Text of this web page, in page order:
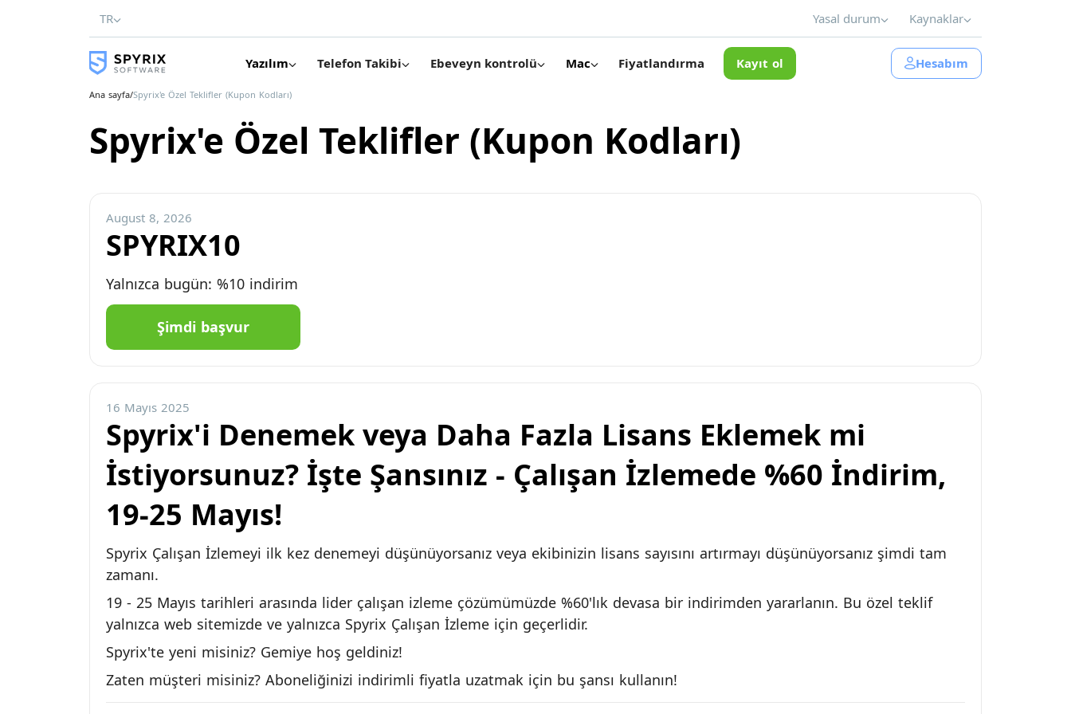
TR Yasal durum Kaynaklar
Yazılım Telefon Takibi Ebeveyn kontrolü Mac Fiyatlandırma Kayıt ol Hesabım
Ana sayfa/Spyrix'e Özel Teklifler (Kupon Kodları)
Spyrix'e Özel Teklifler (Kupon Kodları)
August 8, 2026
SPYRIX10
Yalnızca bugün: %10 indirim
Şimdi başvur
16 Mayıs 2025
Spyrix'i Denemek veya Daha Fazla Lisans Eklemek mi
İstiyorsunuz? İşte Şansınız - Çalışan İzlemede %60 İndirim,
19-25 Mayıs!
Spyrix Çalışan İzlemeyi ilk kez denemeyi düşünüyorsanız veya ekibinizin lisans sayısını artırmayı düşünüyorsanız şimdi tam
zamanı.
19 - 25 Mayıs tarihleri ​​arasında lider çalışan izleme çözümümüzde %60'lık devasa bir indirimden yararlanın. Bu özel teklif
yalnızca web sitemizde ve yalnızca Spyrix Çalışan İzleme için geçerlidir.
Spyrix'te yeni misiniz? Gemiye hoş geldiniz!
Zaten müşteri misiniz? Aboneliğinizi indirimli fiyatla uzatmak için bu şansı kullanın!